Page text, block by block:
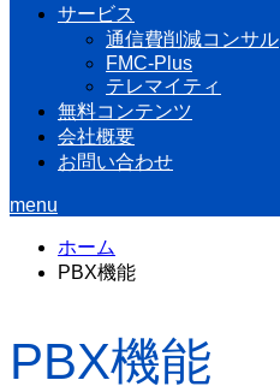
サービス
通信費削減コンサル
FMC-Plus
テレマイティ
無料コンテンツ
会社概要
お問い合わせ
menu
ホーム
PBX機能
PBX機能